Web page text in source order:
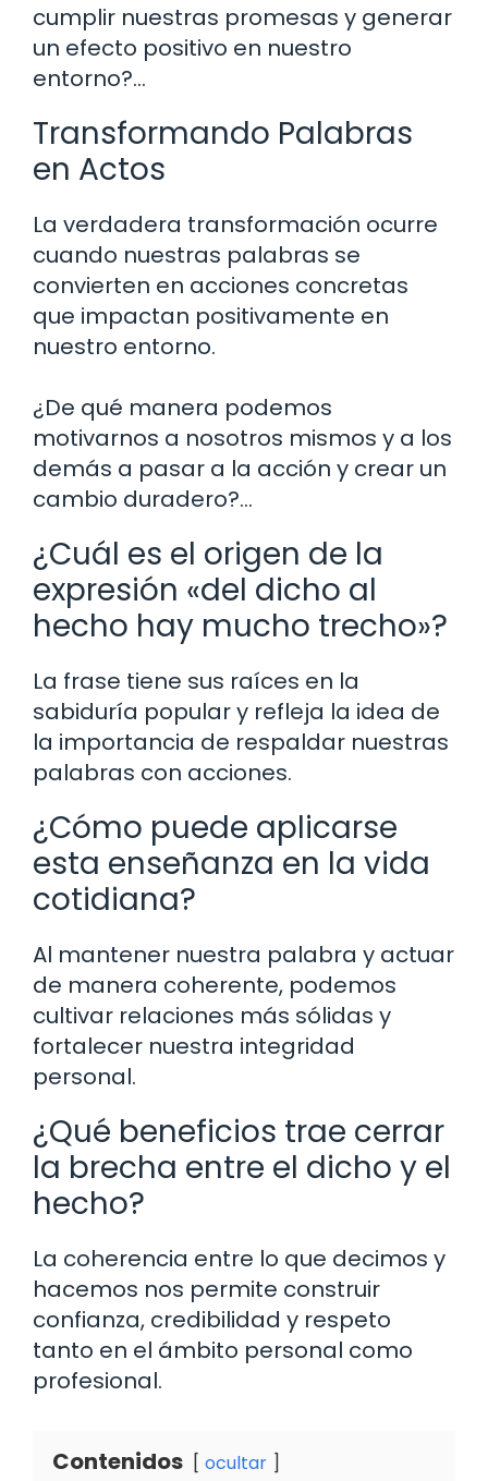
cumplir nuestras promesas y generar
un efecto positivo en nuestro
entorno?…
Transformando Palabras
en Actos
La verdadera transformación ocurre
cuando nuestras palabras se
convierten en acciones concretas
que impactan positivamente en
nuestro entorno.
¿De qué manera podemos
motivarnos a nosotros mismos y a los
demás a pasar a la acción y crear un
cambio duradero?…
¿Cuál es el origen de la
expresión «del dicho al
hecho hay mucho trecho»?
La frase tiene sus raíces en la
sabiduría popular y refleja la idea de
la importancia de respaldar nuestras
palabras con acciones.
¿Cómo puede aplicarse
esta enseñanza en la vida
cotidiana?
Al mantener nuestra palabra y actuar
de manera coherente, podemos
cultivar relaciones más sólidas y
fortalecer nuestra integridad
personal.
¿Qué beneficios trae cerrar
la brecha entre el dicho y el
hecho?
La coherencia entre lo que decimos y
hacemos nos permite construir
confianza, credibilidad y respeto
tanto en el ámbito personal como
profesional.
Contenidos ocultar